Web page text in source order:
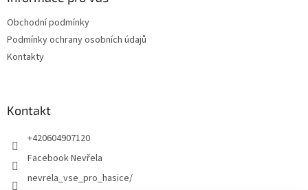
Obchodní podmínky
Podmínky ochrany osobních údajů
Kontakty
Kontakt
+420604907120
Facebook Nevřela
nevrela_vse_pro_hasice/